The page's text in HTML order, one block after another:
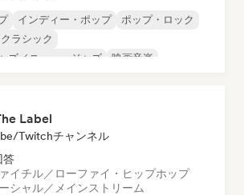
インディー・ポップ
ポップ・ロック
クラシック
ズ／ニュー・ジャズ
映画音楽
Label
Twitchチャンネル
答
イチル／ローファイ・ヒップホップ
シャル／メインストリーム